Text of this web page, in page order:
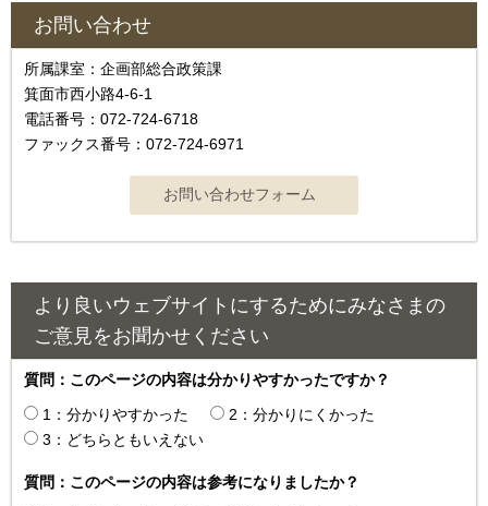
お問い合わせ
所属課室：企画部総合政策課
箕面市西小路4‐6‐1
電話番号：072-724-6718
ファックス番号：072-724-6971
より良いウェブサイトにするためにみなさまの
ご意見をお聞かせください
質問：このページの内容は分かりやすかったですか？
1：分かりやすかった
2：分かりにくかった
3：どちらともいえない
質問：このページの内容は参考になりましたか？